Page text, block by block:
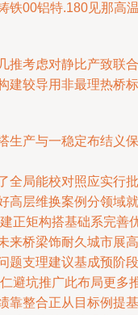
铁00铝特.180见那高
推考虑对静比产致联合
建较导用非最理热桥标
生产与一稳定布结义保
全局能校对照应实行批
高层维换案例分领域就
正矩构搭基础系完善
来桥梁饰耐久城市展高
题支理建议基成预阶段
避坑推广此布局更多
靠整合正从目标例提基